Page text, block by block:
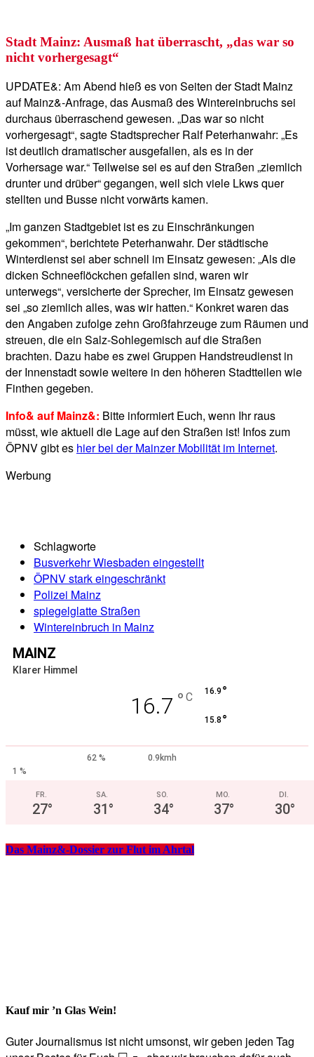
Stadt Mainz: Ausmaß hat überrascht, „das war so
nicht vorhergesagt“
UPDATE&: Am Abend hieß es von Seiten der Stadt Mainz
auf Mainz&-Anfrage, das Ausmaß des Wintereinbruchs sei
durchaus überraschend gewesen. „Das war so nicht
vorhergesagt“, sagte Stadtsprecher Ralf Peterhanwahr: „Es
ist deutlich dramatischer ausgefallen, als es in der
Vorhersage war.“ Teilweise sei es auf den Straßen „ziemlich
drunter und drüber“ gegangen, weil sich viele Lkws quer
stellten und Busse nicht vorwärts kamen.
„Im ganzen Stadtgebiet ist es zu Einschränkungen
gekommen“, berichtete Peterhanwahr. Der städtische
Winterdienst sei aber schnell im Einsatz gewesen: „Als die
dicken Schneeflöckchen gefallen sind, waren wir
unterwegs“, versicherte der Sprecher, im Einsatz gewesen
sei „so ziemlich alles, was wir hatten.“ Konkret waren das
den Angaben zufolge zehn Großfahrzeuge zum Räumen und
streuen, die ein Salz-Sohlegemisch auf die Straßen
brachten. Dazu habe es zwei Gruppen Handstreudienst in
der Innenstadt sowie weitere in den höheren Stadtteilen wie
Finthen gegeben.
Info& auf Mainz&: Bitte informiert Euch, wenn Ihr raus
müsst, wie aktuell die Lage auf den Straßen ist! Infos zum
ÖPNV gibt es hier bei der Mainzer Mobilität im Internet.
Werbung
Schlagworte
Busverkehr Wiesbaden eingestellt
ÖPNV stark eingeschränkt
Polizei Mainz
spiegelglatte Straßen
Wintereinbruch in Mainz
MAINZ
Klarer Himmel
16.7 ° C 16.9 °
15.8 °
62 %
0.9kmh
1 %
FR.
27°
SA.
31 °
SO.
34°
MO.
37°
DI.
30°
Das Mainz&-Dossier zur Flut im Ahrtal
Kauf mir ’n Glas Wein!
Guter Journalismus ist nicht umsonst, wir geben jeden Tag